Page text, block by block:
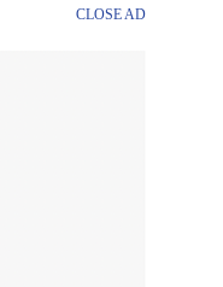
CLOSE AD